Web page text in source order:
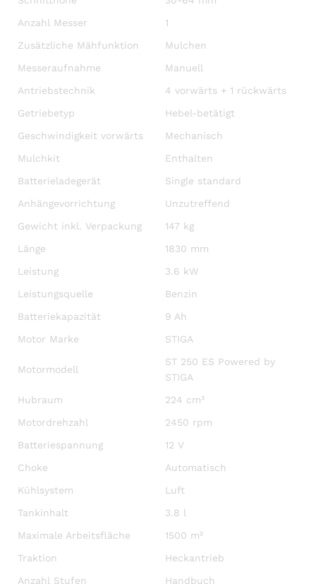
Anzahl Messer
1
Zusätzliche Mähfunktion
Mulchen
Messeraufnahme
Manuell
Antriebstechnik
4 vorwärts + 1 rückwärts
Getriebetyp
Hebel-betätigt
Geschwindigkeit vorwärts
Mechanisch
Mulchkit
Enthalten
Batterieladegerät
Single standard
Anhängevorrichtung
Unzutreffend
Gewicht inkl. Verpackung
147 kg
Länge
1830 mm
Leistung
3.6 kW
Leistungsquelle
Benzin
Batteriekapazität
9 Ah
Motor Marke
STIGA
Motormodell
ST 250 ES Powered by
STIGA
Hubraum
224 cm³
Motordrehzahl
2450 rpm
Batteriespannung
12 V
Choke
Automatisch
Kühlsystem
Luft
Tankinhalt
3.8 l
Maximale Arbeitsfläche
1500 m²
Traktion
Heckantrieb
Anzahl Stufen
Handbuch